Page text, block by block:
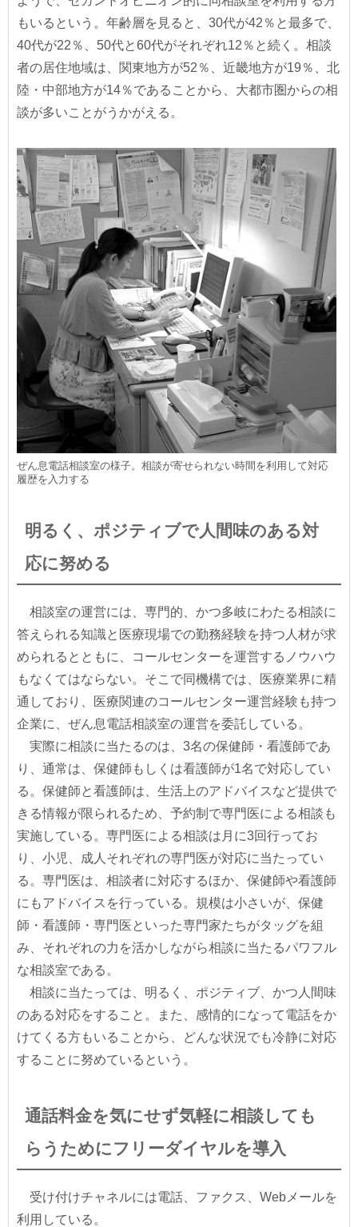
もいるという。年齢層を見ると、30代が42％と最多で、
40代が22％、50代と60代がそれぞれ12％と続く。相談
者の居住地域は、関東地方が52％、近畿地方が19％、北
陸・中部地方が14％であることから、大都市圏からの相
談が多いことがうかがえる。
ぜん息電話相談室の様子。相談が寄せられない時間を利用して対応
履歴を入力する
明るく、ポジティブで人間味のある対
応に努める
相談室の運営には、専門的、かつ多岐にわたる相談に
答えられる知識と医療現場での勤務経験を持つ人材が求
められるとともに、コールセンターを運営するノウハウ
もなくてはならない。そこで同機構では、医療業界に精
通しており、医療関連のコールセンター運営経験も持つ
企業に、ぜん息電話相談室の運営を委託している。
実際に相談に当たるのは、3名の保健師・看護師であ
り、通常は、保健師もしくは看護師が1名で対応してい
る。保健師と看護師は、生活上のアドバイスなど提供で
きる情報が限られるため、予約制で専門医による相談も
実施している。専門医による相談は月に3回行ってお
り、小児、成人それぞれの専門医が対応に当たってい
る。専門医は、相談者に対応するほか、保健師や看護師
にもアドバイスを行っている。規模は小さいが、保健
師・看護師・専門医といった専門家たちがタッグを組
み、それぞれの力を活かしながら相談に当たるパワフル
な相談室である。
相談に当たっては、明るく、ポジティブ、かつ人間味
のある対応をすること。また、感情的になって電話をか
けてくる方もいることから、どんな状況でも冷静に対応
することに努めているという。
通話料金を気にせず気軽に相談しても
らうためにフリーダイヤルを導入
受け付けチャネルには電話、ファクス、Webメールを
利用している。